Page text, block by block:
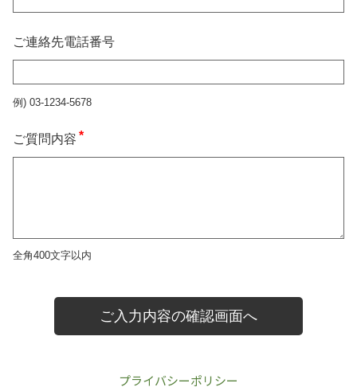
プライバシーポリシー